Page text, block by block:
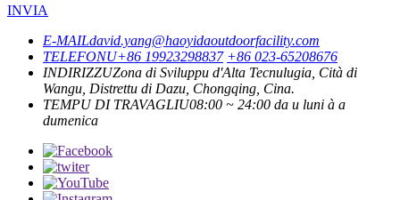
INVIA
E-MAILdavid.yang@haoyidaoutdoorfacility.com
TELEFONU+86 19923298837 +86 023-65208676
INDIRIZZUZona di Sviluppu d'Alta Tecnulugia, Cità di
Wangu, Distrettu di Dazu, Chongqing, Cina.
TEMPU DI TRAVAGLIU08:00 ~ 24:00 da u luni à a
dumenica